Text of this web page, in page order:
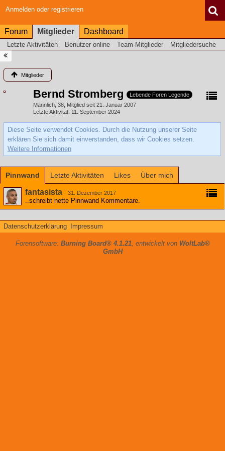
Anmelden oder registrieren
Forum Mitglieder Dashboard
Letzte Aktivitäten Benutzer online Team-Mitglieder Mitgliedersuche
Mitglieder
Bernd Stromberg
Lebende Foren Legende
Männlich 38 Mitglied seit 21. Januar 2007
Letzte Aktivität 11. September 2024
Diese Seite verwendet Cookies. Durch die Nutzung unserer Seite
erklären Sie sich damit einverstanden, dass wir Cookies setzen.
Weitere Informationen
Pinnwand Letzte Aktivitäten Likes Über mich
fantasista - 31. Dezember 2017
..schreibt nette Pinnwand Kommentare.
Datenschutzerklärung Impressum
Forensoftware: Burning Board® 4.1.21, entwickelt von WoltLab®
GmbH